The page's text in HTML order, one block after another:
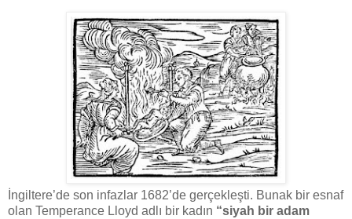
İngiltere’de son infazlar 1682’de gerçekleşti. Bunak bir esnaf
olan Temperance Lloyd adlı bir kadın “siyah bir adam